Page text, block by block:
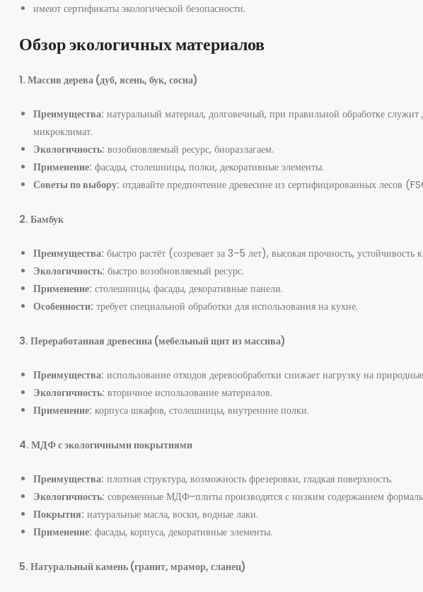
имеют сертификаты экологической безопасности.
Обзор экологичных материалов
1. Массив дерева (дуб, ясень, бук, сосна)
Преимущества: натуральный материал, долговечный, при правильной обработке служит
микроклимат.
Экологичность: возобновляемый ресурс, биоразлагаем.
Применение: фасады, столешницы, полки, декоративные элементы.
Советы по выбору: отдавайте предпочтение древесине из сертифицированных лесов
2. Бамбук
Преимущества: быстро растёт (созревает за 3–5 лет), высокая прочность, устойчивость
Экологичность: быстро возобновляемый ресурс.
Применение: столешницы, фасады, декоративные панели.
Особенности: требует специальной обработки для использования на кухне.
3. Переработанная древесина (мебельный щит из массива)
Преимущества: использование отходов деревообработки снижает нагрузку на
Экологичность: вторичное использование материалов.
Применение: корпуса шкафов, столешницы, внутренние полки.
4. МДФ с экологичными покрытиями
Преимущества: плотная структура, возможность фрезеровки, гладкая поверхность.
Экологичность: современные МДФ-плиты производятся с низким содержанием
Покрытия: натуральные масла, воски, водные лаки.
Применение: фасады, корпуса, декоративные элементы.
5. Натуральный камень (гранит, мрамор, сланец)